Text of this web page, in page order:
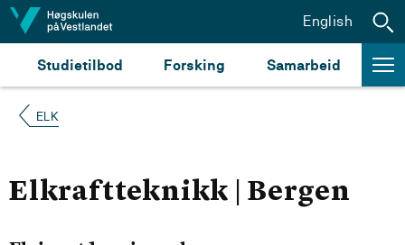
Hopp til innhald
Studietilbod Forsking Samarbeid
English
ELK
Elkraftteknikk | Bergen